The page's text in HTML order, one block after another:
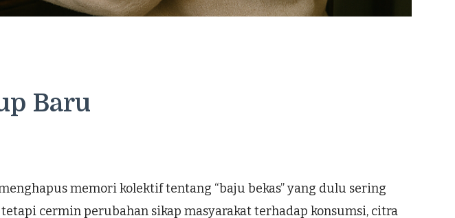
Baru
memori kolektif tentang “baju bekas” yang dulu sering
cermin perubahan sikap masyarakat terhadap konsumsi, citra